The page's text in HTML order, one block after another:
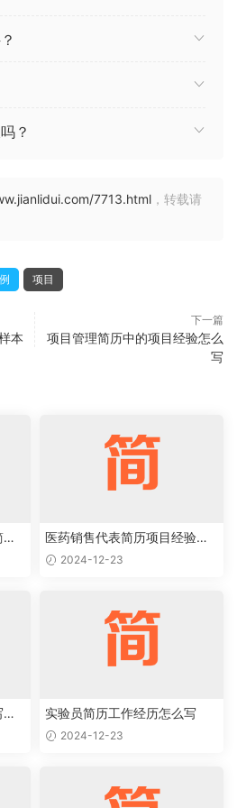
？
7713.html ，转载请
项目
本
下一篇
项目管理简历中的项目经验怎么
写
医药销售代表简历项目经验怎
么写2024-12-23
实验员简历工作经历怎么写
2024-12-23